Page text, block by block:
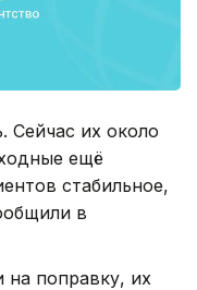
их около
ещё
стабильное,
в
поправку, их